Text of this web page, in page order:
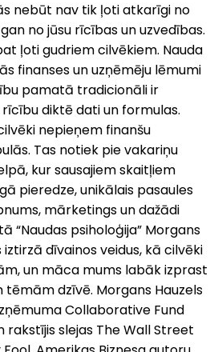
nebūt nav tik ļoti atkarīgi no
no jūsu rīcības un uzvedības.
ļoti gudriem cilvēkiem. Nauda
finanses un uzņēmēju lēmumi
pamatā tradicionāli ir
diktē dati un formulas.
nepieņem finanšu
Tas notiek pie vakariņu
kur sausajiem skaitļiem
pieredze, unikālais pasaules
mārketings un dažādi
“Naudas psiholoģija” Morgans
iztirzā dīvainos veidus, kā cilvēki
un māca mums labāk izprast
dzīvē. Morgans Hauzels
Collaborative Fund
slejas The Wall Street